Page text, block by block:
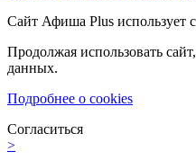
Сайт Афиша Plus использует
Продолжая использовать
данных.
Подробнее о cookies
Согласиться
>